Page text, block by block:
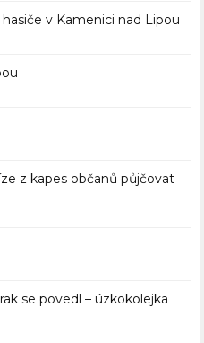
v Kamenici nad Lipou
z kapes občanů půjčovat
se povedl – úzkokolejka